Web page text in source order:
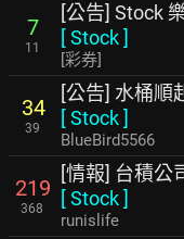
7
11
[公告] Stock
[Stock]
[彩券]
34
39
[公告] 水桶順
[Stock]
BlueBird5566
219
368
[情報] 台積公
[Stock]
runislife